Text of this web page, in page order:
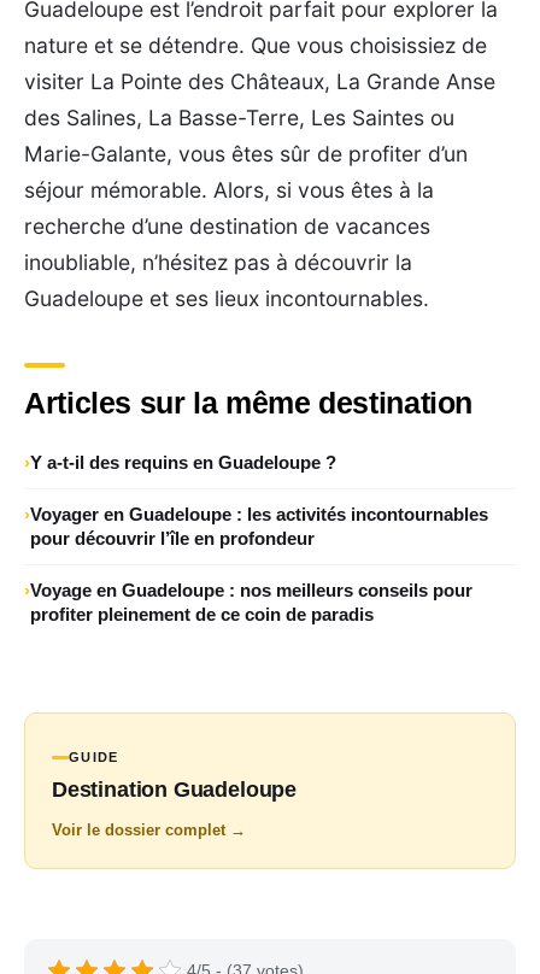
Guadeloupe est l’endroit parfait pour explorer la
nature et se détendre. Que vous choisissiez de
visiter La Pointe des Châteaux, La Grande Anse
des Salines, La Basse-Terre, Les Saintes ou
Marie-Galante, vous êtes sûr de profiter d’un
séjour mémorable. Alors, si vous êtes à la
recherche d’une destination de vacances
inoubliable, n’hésitez pas à découvrir la
Guadeloupe et ses lieux incontournables.
Articles sur la même destination
Y a-t-il des requins en Guadeloupe ?
Voyager en Guadeloupe : les activités incontournables
pour découvrir l’île en profondeur
Voyage en Guadeloupe : nos meilleurs conseils pour
profiter pleinement de ce coin de paradis
GUIDE
Destination Guadeloupe
Voir le dossier complet →
4/5 - (37 votes)